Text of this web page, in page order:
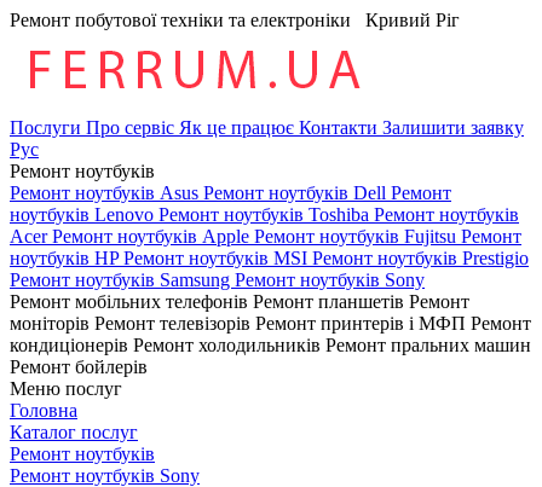
Ремонт побутової техніки та електроніки Кривий Ріг
Послуги Про сервіс Як це працює Контакти Залишити заявку
Рус
Ремонт ноутбуків
Ремонт ноутбуків Asus Ремонт ноутбуків Dell Ремонт
ноутбуків Lenovo Ремонт ноутбуків Toshiba Ремонт ноутбуків
AcerРемонт ноутбуків Apple Ремонт ноутбуків Fujitsu Ремонт
ноутбуків HPРемонт ноутбуків MSI Ремонт ноутбуків Prestigio
Ремонт ноутбуків Samsung Ремонт ноутбуків Sony
Ремонт мобільних телефонів Ремонт планшетів Ремонт
моніторів Ремонт телевізорів Ремонт принтерів і МФП Ремонт
кондиціонерів Ремонт холодильників Ремонт пральних машин
Ремонт бойлерів
Меню послуг
Головна
Каталог послуг
Ремонт ноутбуків
Ремонт ноутбуків Sony